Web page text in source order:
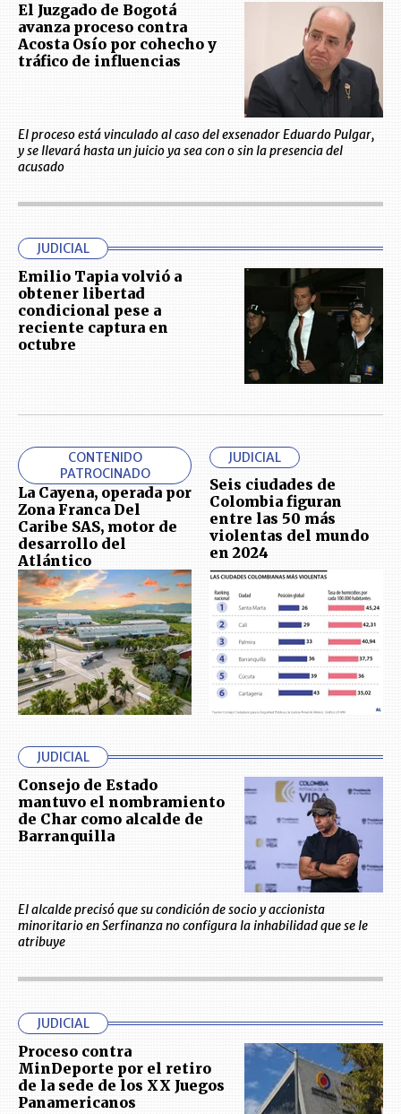
El Juzgado de Bogotá
avanza proceso contra
Acosta Osío por cohecho y
tráfico de influencias
El proceso está vinculado al caso del exsenador Eduardo Pulgar,
y se llevará hasta un juicio ya sea con o sin la presencia del
acusado
JUDICIAL
Emilio Tapia volvió a
obtener libertad
condicional pese a
reciente captura en
octubre
CONTENIDO
PATROCINADO
La Cayena, operada por
Zona Franca Del
Caribe SAS, motor de
desarrollo del
Atlántico
JUDICIAL
Seis ciudades de
Colombia figuran
entre las 50 más
violentas del mundo
en 2024
JUDICIAL
Consejo de Estado
mantuvo el nombramiento
de Char como alcalde de
Barranquilla
El alcalde precisó que su condición de socio y accionista
minoritario en Serfinanza no configura la inhabilidad que se le
atribuye
JUDICIAL
Proceso contra
MinDeporte por el retiro
de la sede de los XX Juegos
Panamericanos